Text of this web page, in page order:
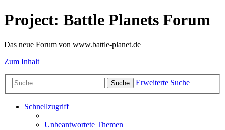
Project: Battle Planets Forum
Das neue Forum von www.battle-planet.de
Zum Inhalt
Suche Erweiterte Suche
Schnellzugriff
Unbeantwortete Themen